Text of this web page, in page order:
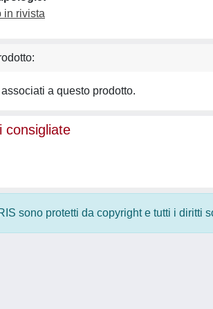
in rivista
a questo prodotto.
consigliate
sono protetti da copyright e tutti i diritti